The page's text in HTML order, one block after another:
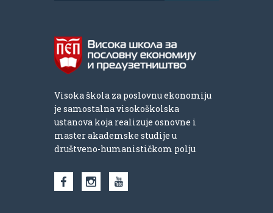
Visoka škola za poslovnu ekonomiju
je samostalna visokoškolska
ustanova koja realizuje osnovne i
master akademske studije u
društveno-humanističkom polju